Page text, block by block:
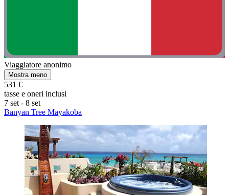
Viaggiatore anonimo
Mostra meno
531 €
tasse e oneri inclusi
7 set - 8 set
Banyan Tree Mayakoba